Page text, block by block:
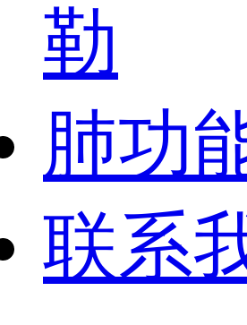
勒
肺功
联系